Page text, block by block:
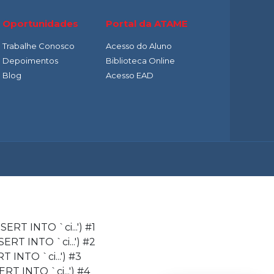
Oportunidades
Trabalhe Conosco
Depoimentos
Blog
Portal da ATAME
Acesso do Aluno
Biblioteca Online
Acesso EAD
INTO `ci...') #1
INTO `ci...') #2
INTO `ci...') #3
INTO `ci...') #4